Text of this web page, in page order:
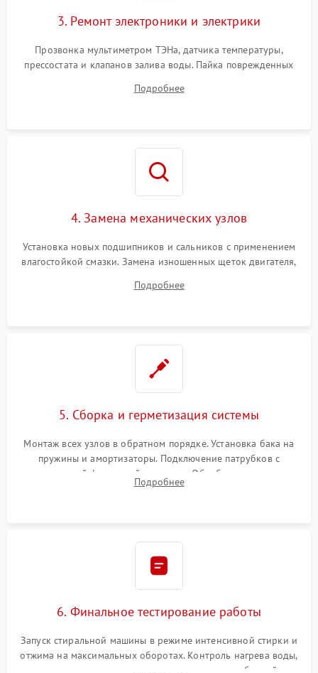
3. Ремонт электроники и электрики
Прозвонка мультиметром ТЭНа, датчика температуры,
прессостата и клапанов залива воды. Пайка поврежденных
Восстановление целостности проводки и контактов.
Подробнее
4. Замена механических узлов
Установка новых подшипников и сальников с применением
влагостойкой смазки. Замена изношенных щеток двигателя,
или поврежденной резиновой манжеты.
Подробнее
5. Сборка и герметизация системы
Монтаж всех узлов в обратном порядке. Установка бака на
пружины и амортизаторы. Подключение патрубков с
надежной фиксацией хомутами. Обработка стыков
герметиком для предотвращения возможных протечек воды.
Подробнее
6. Финальное тестирование работы
Запуск стиральной машины в режиме интенсивной стирки и
отжима на максимальных оборотах. Контроль нагрева воды,
корректности слива, отсутствия излишних вибраций,